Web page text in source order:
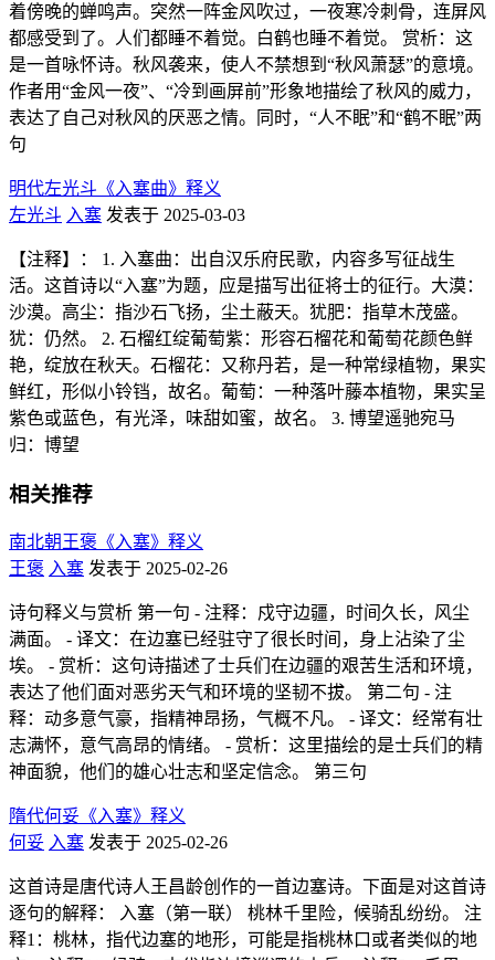
着傍晚的蝉鸣声。突然一阵金风吹过，一夜寒冷刺骨，连屏风
都感受到了。人们都睡不着觉。白鹤也睡不着觉。 赏析：这
是一首咏怀诗。秋风袭来，使人不禁想到“秋风萧瑟”的意境。
作者用“金风一夜”、“冷到画屏前”形象地描绘了秋风的威力，
表达了自己对秋风的厌恶之情。同时，“人不眠”和“鹤不眠”两
句
明代左光斗《入塞曲》释义
左光斗 入塞 发表于 2025-03-03
【注释】： 1. 入塞曲：出自汉乐府民歌，内容多写征战生
活。这首诗以“入塞”为题，应是描写出征将士的征行。大漠：
沙漠。高尘：指沙石飞扬，尘土蔽天。犹肥：指草木茂盛。
犹：仍然。 2. 石榴红绽葡萄紫：形容石榴花和葡萄花颜色鲜
艳，绽放在秋天。石榴花：又称丹若，是一种常绿植物，果实
鲜红，形似小铃铛，故名。葡萄：一种落叶藤本植物，果实呈
紫色或蓝色，有光泽，味甜如蜜，故名。 3. 博望遥驰宛马
归：博望
相关推荐
南北朝王褒《入塞》释义
王褒 入塞 发表于 2025-02-26
诗句释义与赏析 第一句 - 注释：戍守边疆，时间久长，风尘
满面。 - 译文：在边塞已经驻守了很长时间，身上沾染了尘
埃。 - 赏析：这句诗描述了士兵们在边疆的艰苦生活和环境，
表达了他们面对恶劣天气和环境的坚韧不拔。 第二句 - 注
释：动多意气豪，指精神昂扬，气概不凡。 - 译文：经常有壮
志满怀，意气高昂的情绪。 - 赏析：这里描绘的是士兵们的精
神面貌，他们的雄心壮志和坚定信念。 第三句
隋代何妥《入塞》释义
何妥 入塞 发表于 2025-02-26
这首诗是唐代诗人王昌龄创作的一首边塞诗。下面是对这首诗
逐句的解释： 入塞（第一联） 桃林千里险，候骑乱纷纷。 注
释1：桃林，指代边塞的地形，可能是指桃林口或者类似的地